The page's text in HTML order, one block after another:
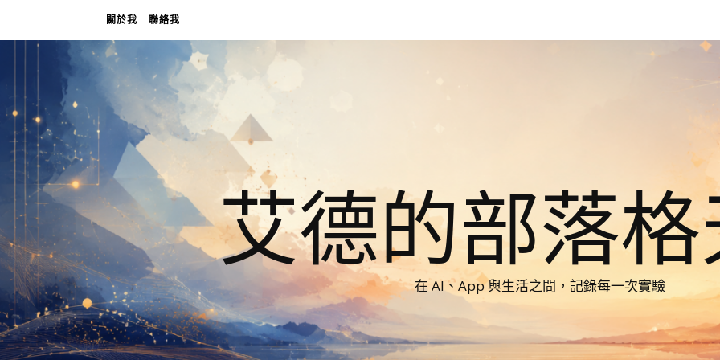
關於我 聯絡我
艾德的部落
在 AI、App 與生活之間，記錄每一次實驗